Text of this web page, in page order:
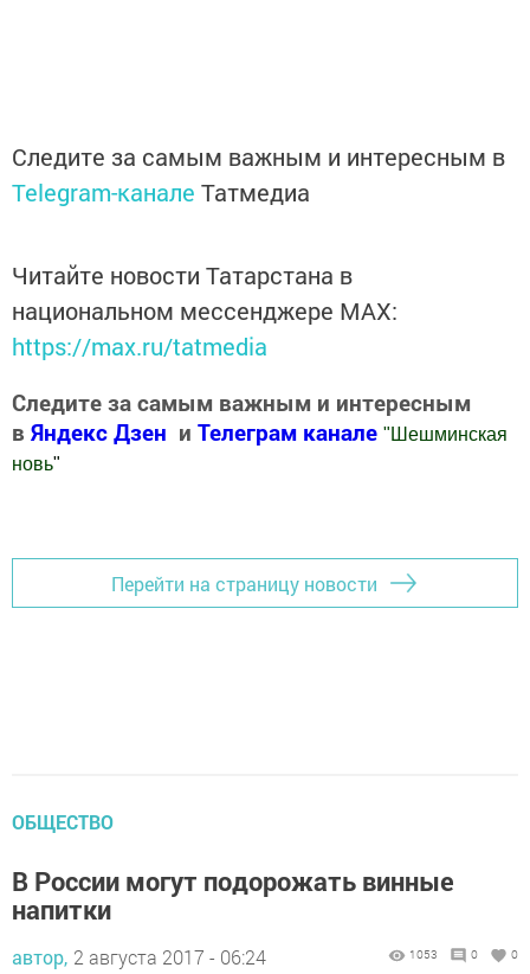
Следите за самым важным и интересным в
Telegram-канале Татмедиа
Читайте новости Татарстана в
национальном мессенджере MАХ:
https://max.ru/tatmedia
Следите за самым важным и интересным
в Яндекс Дзен и Телеграм канале " Шешминская
новь"
Перейти на страницу новости
ОБЩЕСТВО
В России могут подорожать винные
напитки
автор, 2 августа 2017 - 06:24 1053 0 0